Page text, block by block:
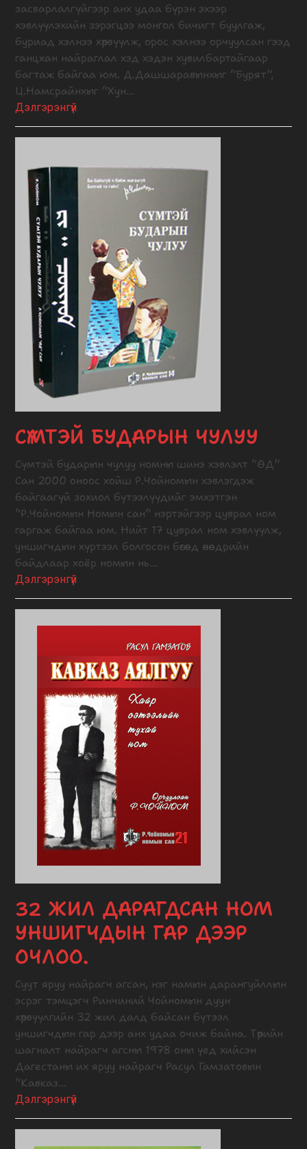
засварлалгүйгээр анх удаа бүрэн эхээр
хэвлүүлэхийн зэрэгцээ монгол бичигт буулгаж,
буриад хэлнээ хөрвүүлж, орос хэлнээ орчуулсан гээд
ганцхан найраглал хэд хэдэн хувилбартайгаар
багтаж байгаа юм. Д.Дашшаравынхыг “Бурят”,
Ц.Намсрайнхыг “Хун…
Дэлгэрэнгүй
СҮМТЭЙ БУДАРЫН ЧУЛУУ
Сүмтэй бударын чулуу номны шинэ хэвлэлт “ӨД”
Сан 2000 оноос хойш Р.Чойномын хэвлэгдэж
байгаагүй зохиол бүтээлүүдийг эмхэтгэн
“Р.Чойномын Номын сан” нэртэйгээр цуврал ном
гаргаж байгаа юм. Нийт 17 цуврал ном хэвлүүлж,
уншигчдын хүртээл болгосон бөгөөд өнөөдрийн
байдлаар хоёр номын нь…
Дэлгэрэнгүй
32 ЖИЛ ДАРАГДСАН НОМ
УНШИГЧДЫН ГАР ДЭЭР
ОЧЛОО.
Суут яруу найрагч агсан, нэг намын дарангуйллын
эсрэг тэмцэгч Ринчиний Чойномын дуун
хөрвүүлгийн 32 жил далд байсан бүтээл
уншигчдын гар дээр анх удаа очиж байна. Төрийн
шагналт найрагч агсны 1978 оны үед хийсэн
Дагестаны их яруу найрагч Расул Гамзатовын
“Кавказ…
Дэлгэрэнгүй